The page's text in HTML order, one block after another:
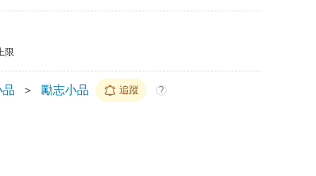
限
品 ＞ 勵志小品 追蹤 ?